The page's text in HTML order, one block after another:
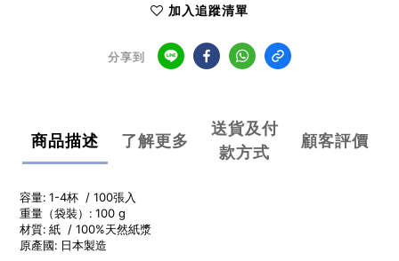
加入追蹤清單
分享到
商品描述 了解更多
送貨及付
款方式
顧客評價
容量: 1-4杯 / 100張入
重量（袋裝）: 100 g
材質: 紙 / 100%天然紙漿
原產國: 日本製造